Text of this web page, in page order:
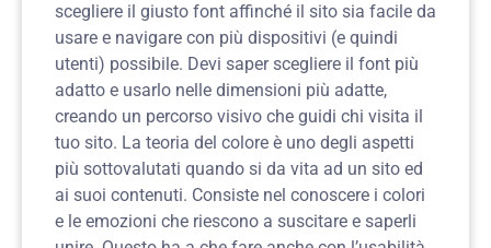
scegliere il giusto font affinché il sito sia facile da
usare e navigare con più dispositivi (e quindi
utenti) possibile. Devi saper scegliere il font più
adatto e usarlo nelle dimensioni più adatte,
creando un percorso visivo che guidi chi visita il
tuo sito. La teoria del colore è uno degli aspetti
più sottovalutati quando si da vita ad un sito ed
ai suoi contenuti. Consiste nel conoscere i colori
e le emozioni che riescono a suscitare e saperli